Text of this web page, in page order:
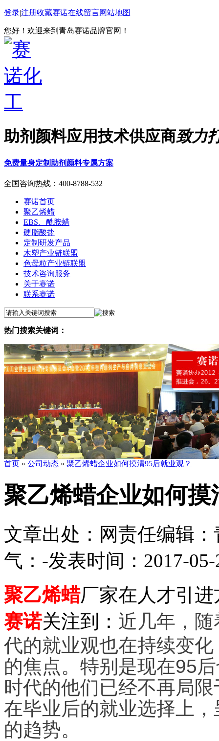
登录|注册收藏赛诺在线留言网站地图
您好！欢迎来到青岛赛诺品牌官网！
助剂颜料应用技术供应商致力
免费量身定制助剂颜料专属方案
全国咨询热线： 400-8788-532
赛诺首页
聚乙烯蜡
EBS、酰胺蜡
硬脂酸盐
定制研发产品
木塑产业链联盟
色母粒产业链联盟
技术咨询服务
关于赛诺
联系赛诺
热门搜索关键词：
首页 » 公司动态 » 聚乙烯蜡企业如何摸清95后就业观？
聚乙烯蜡企业如何摸
文章出处： 网责任编辑
气： -发表时间：2017-
聚乙烯蜡厂家在人才引
赛诺关注到： 近几年，
代的就业观也在持续变化
的焦点。特别是现在95
时代的他们已经不再局
在毕业后的就业选择上
的趋势。